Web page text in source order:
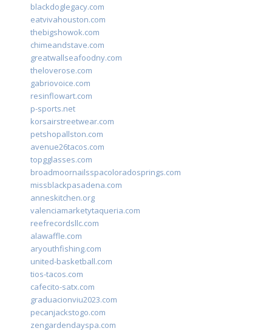
blackdoglegacy.com
eatvivahouston.com
thebigshowok.com
chimeandstave.com
greatwallseafoodny.com
theloverose.com
gabriovoice.com
resinflowart.com
p-sports.net
korsairstreetwear.com
petshopallston.com
avenue26tacos.com
topgglasses.com
broadmoornailsspacoloradosprings.com
missblackpasadena.com
anneskitchen.org
valenciamarketytaqueria.com
reefrecordsllc.com
alawaffle.com
aryouthfishing.com
united-basketball.com
tios-tacos.com
cafecito-satx.com
graduacionviu2023.com
pecanjackstogo.com
zengardendayspa.com